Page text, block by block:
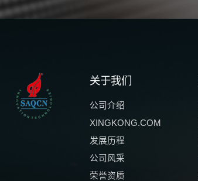
关于我们
公司介绍
XINGKONG.COM
发展历程
公司风采
荣誉资质